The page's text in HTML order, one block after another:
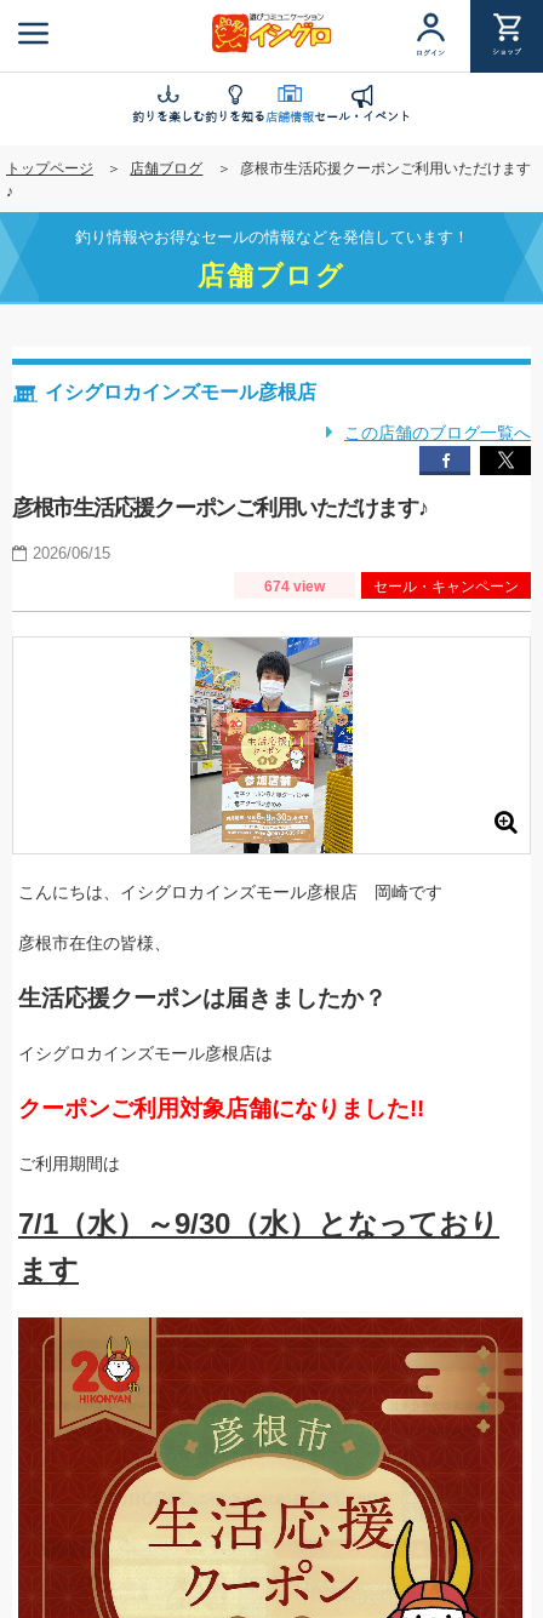
ン
ツ
に
移
動
ログイン ショップ
釣りを楽しむ釣りを知る店舗情報セール・イベント
トップページ 店舗ブログ
彦根市生活応援クーポンご利用いただけます
♪
釣り情報やお得なセールの情報などを発信しています！
店舗ブログ
イシグロカインズモール彦根店
この店舗のブログ一覧へ
彦根市生活応援クーポンご利用いただけます♪
2026/06/15
674 view セール・キャンペーン
こんにちは、イシグロカインズモール彦根店 岡崎です
彦根市在住の皆様、
生活応援クーポンは届きましたか？
イシグロカインズモール彦根店は
クーポンご利用対象店舗になりました!!
ご利用期間は
7/1（水）～9/30（水）となっており
ます